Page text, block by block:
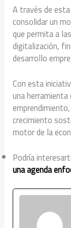
A través de
consolidar un
que permita a
digitalización,
desarrollo
Con esta
una
crecimiento
motor de la
Podría
una agenda